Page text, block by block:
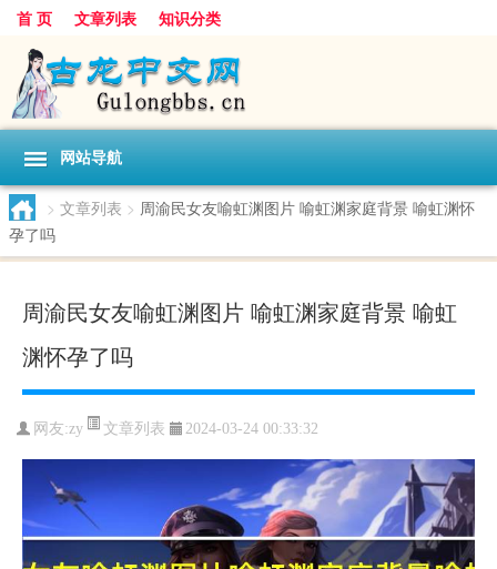
首 页 文章列表 知识分类
网站导航
> 文章列表 > 周渝民女友喻虹渊图片 喻虹渊家庭背景 喻虹渊怀
孕了吗
周渝民女友喻虹渊图片 喻虹渊家庭背景 喻虹
渊怀孕了吗
网友:zy 文章列表 2024-03-24 00:33:32